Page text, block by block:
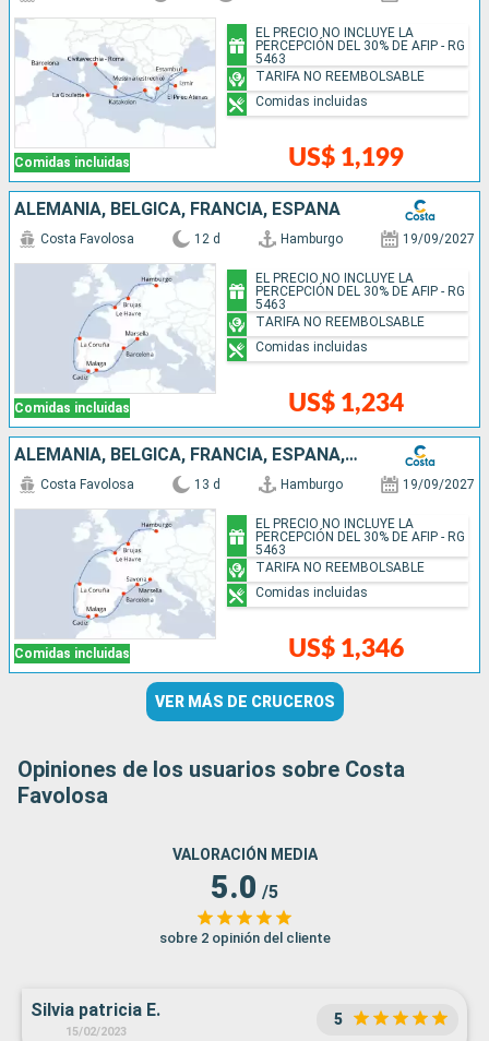
Comidas incluidas US$ 1,199
EL PRECIO NO INCLUYE LA
PERCEPCIÓN DEL 30% DE AFIP - RG
5463
TARIFA NO REEMBOLSABLE
Comidas incluidas
ALEMANIA, BÉLGICA, FRANCIA, ESPAÑA
Comidas incluidas
Costa Favolosa 12 d Hamburgo 19/09/2027
US$ 1,234
EL PRECIO NO INCLUYE LA
PERCEPCIÓN DEL 30% DE AFIP - RG
5463
TARIFA NO REEMBOLSABLE
Comidas incluidas
ALEMANIA, BÉLGICA, FRANCIA, ESPAÑA, ITALIA
Comidas incluidas
Costa Favolosa 13 d Hamburgo 19/09/2027
US$ 1,346
EL PRECIO NO INCLUYE LA
PERCEPCIÓN DEL 30% DE AFIP - RG
5463
TARIFA NO REEMBOLSABLE
Comidas incluidas
VER MÁS DE CRUCEROS
Opiniones de los usuarios sobre Costa
Favolosa
VALORACIÓN MEDIA
5.0 /5
sobre 2 opinión del cliente
Silvia patricia E.
15/02/2023
5